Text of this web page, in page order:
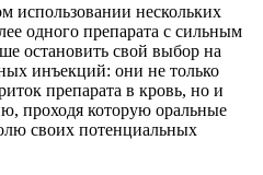
использовании нескольких
одного препарата с сильным
остановить свой выбор на
инъекций: они не только
препарата в кровь, но и
проходя которую оральные
своих потенциальных